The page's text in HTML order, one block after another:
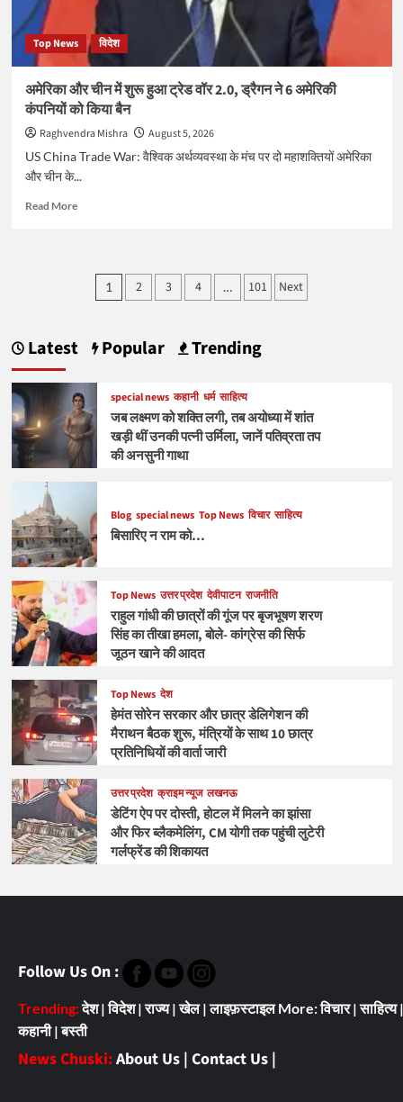
ढहेगा
का
किला,
PDA
के
साथ
सनातन
का
नया
Top News विदेश
अमेरिका और चीन में शुरू हुआ ट्रेड वॉर 2.0, ड्रैगन ने 6 अमेरिकी
कंपनियों को किया बैन
Raghvendra Mishra
August 5, 2026
US China Trade War: वैश्विक अर्थव्यवस्था के मंच पर दो महाशक्तियों अमेरिका
और चीन के...
Read MoreRead
ट्रेड
2.0,
ड्रैगन
ने
6
अमेरिकी
किया
बैन
Posts
1 2 3 4 … 101 Next
Latest Popular Trending
special news कहानी धर्म साहित्य
जब लक्ष्मण को शक्ति लगी, तब अयोध्या में शांत
खड़ी थीं उनकी पत्नी उर्मिला, जानें पतिव्रता तप
की अनसुनी गाथा
Blog special news Top News विचार साहित्य
बिसारिए न राम को…
Top News उत्तर प्रदेश देवीपाटन राजनीति
राहुल गांधी की छात्रों की गूंज पर बृजभूषण शरण
सिंह का तीखा हमला, बोले- कांग्रेस की सिर्फ
जूठन खाने की आदत
Top News देश
हेमंत सोरेन सरकार और छात्र डेलिगेशन की
मैराथन बैठक शुरू, मंत्रियों के साथ 10 छात्र
प्रतिनिधियों की वार्ता जारी
उत्तर प्रदेश क्राइम न्यूज लखनऊ
डेटिंग ऐप पर दोस्ती, होटल में मिलने का झांसा
और फिर ब्लैकमेलिंग, CM योगी तक पहुंची लुटेरी
गर्लफ्रेंड की शिकायत
Follow Us On :
Trending:देश|विदेश|राज्य|खेल|लाइफ़स्टाइल More:विचार|साहित्य|
कहानी|बस्ती
News Chuski:About Us | Contact Us |